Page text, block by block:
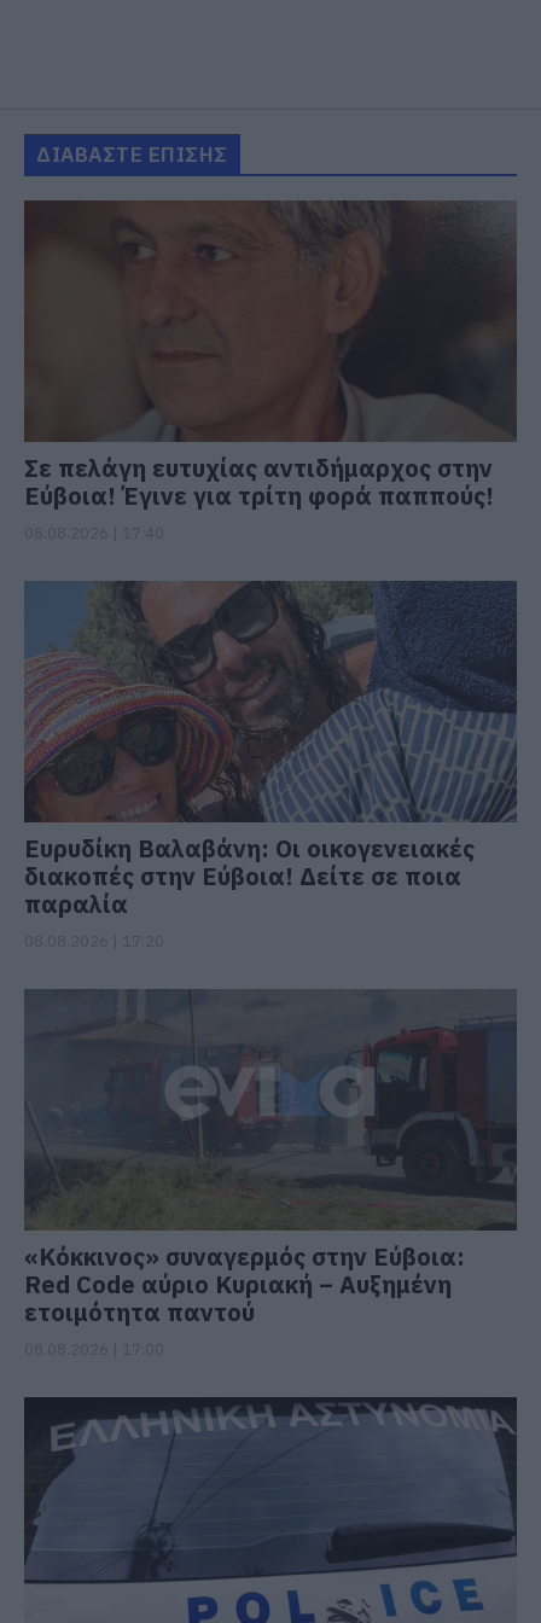
ΔΙΑΒΑΣΤΕ ΕΠΙΣΗΣ
Σε πελάγη ευτυχίας αντιδήμαρχος στην
Εύβοια! Έγινε για τρίτη φορά παππούς!
Ευρυδίκη Βαλαβάνη: Οι οικογενειακές
διακοπές στην Εύβοια! Δείτε σε ποια
παραλία
«Κόκκινος» συναγερμός στην Εύβοια:
Red Code αύριο Κυριακή – Αυξημένη
ετοιμότητα παντού